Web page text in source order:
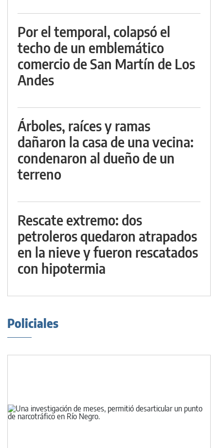
Por el temporal, colapsó el
techo de un emblemático
comercio de San Martín de Los
Andes
Árboles, raíces y ramas
dañaron la casa de una vecina:
condenaron al dueño de un
terreno
Rescate extremo: dos
petroleros quedaron atrapados
en la nieve y fueron rescatados
con hipotermia
Policiales